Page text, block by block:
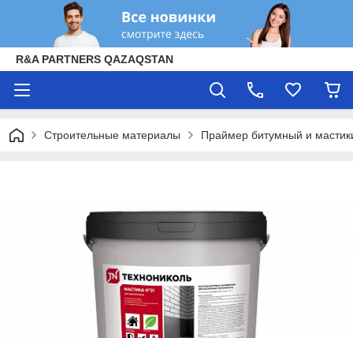
R&A PARTNERS QAZAQSTAN
Строительные материалы Праймер битумный и